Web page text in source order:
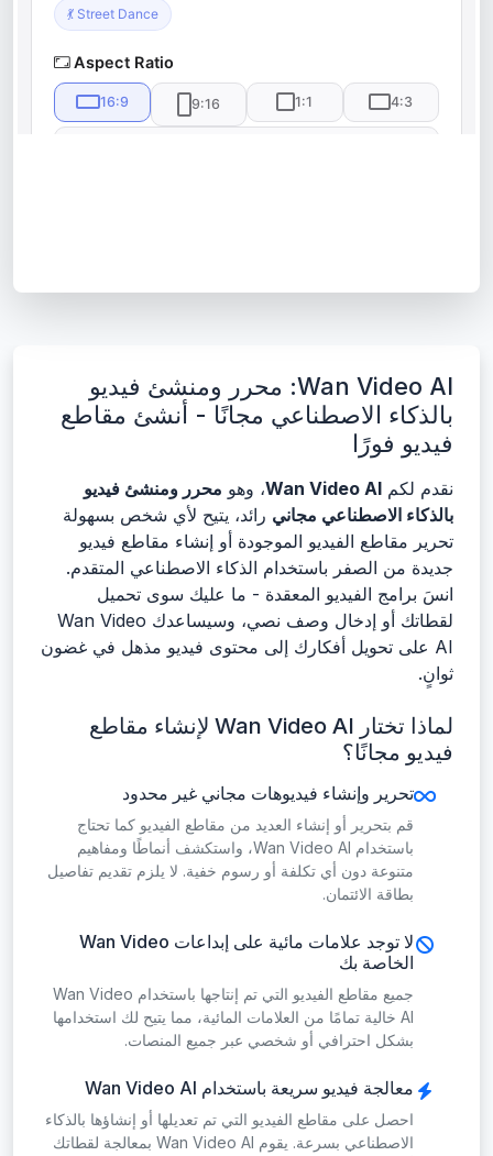
Wan Video AI: محرر ومنشئ فيديو
بالذكاء الاصطناعي مجانًا - أنشئ مقاطع
فيديو فورًا
نقدم لكم Wan Video AI، وهو محرر ومنشئ فيديو
بالذكاء الاصطناعي مجاني رائد، يتيح لأي شخص بسهولة
تحرير مقاطع الفيديو الموجودة أو إنشاء مقاطع فيديو
جديدة من الصفر باستخدام الذكاء الاصطناعي المتقدم.
انسَ برامج الفيديو المعقدة - ما عليك سوى تحميل
لقطاتك أو إدخال وصف نصي، وسيساعدك Wan Video
AI على تحويل أفكارك إلى محتوى فيديو مذهل في غضون
ثوانٍ.
لماذا تختار Wan Video AI لإنشاء مقاطع
فيديو مجانًا؟
تحرير وإنشاء فيديوهات مجاني غير محدود
قم بتحرير أو إنشاء العديد من مقاطع الفيديو كما تحتاج
باستخدام Wan Video AI، واستكشف أنماطًا ومفاهيم
متنوعة دون أي تكلفة أو رسوم خفية. لا يلزم تقديم تفاصيل
بطاقة الائتمان.
لا توجد علامات مائية على إبداعات Wan Video
الخاصة بك
جميع مقاطع الفيديو التي تم إنتاجها باستخدام Wan Video
AI خالية تمامًا من العلامات المائية، مما يتيح لك استخدامها
بشكل احترافي أو شخصي عبر جميع المنصات.
معالجة فيديو سريعة باستخدام Wan Video AI
احصل على مقاطع الفيديو التي تم تعديلها أو إنشاؤها بالذكاء
الاصطناعي بسرعة. يقوم Wan Video AI بمعالجة لقطاتك